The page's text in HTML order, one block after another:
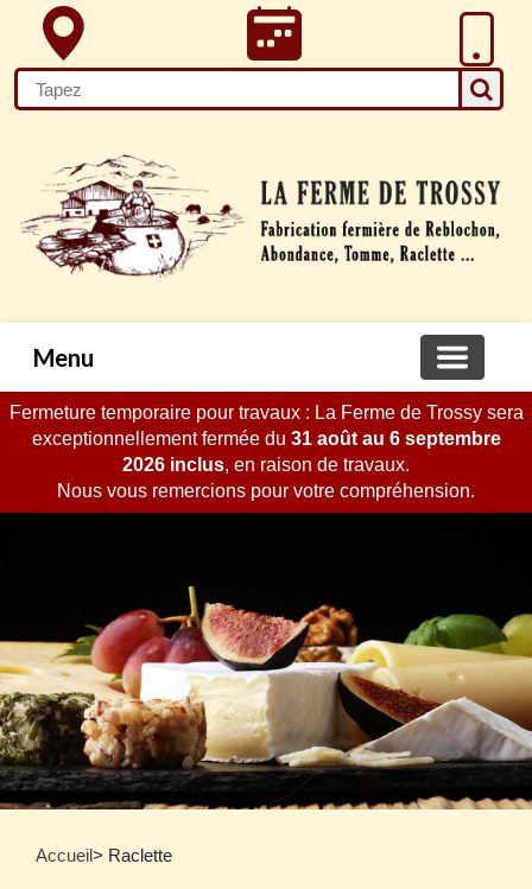
Menu
Fermeture temporaire pour travaux : La Ferme de Trossy sera
exceptionnellement fermée du 31 août au 6 septembre
2026 inclus, en raison de travaux.
Nous vous remercions pour votre compréhension.
Accueil> Raclette